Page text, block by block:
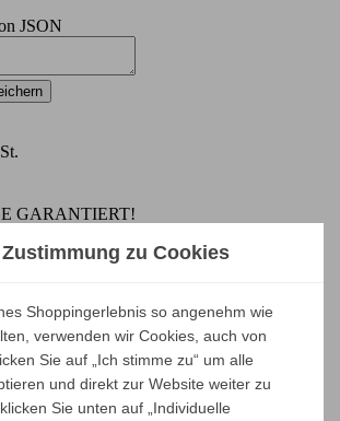
JSON
GARANTIERT!
Artikel im Online-Shop einen
gegenüber dem Listenpreis.
(-5%)
zu Cookies
Shoppingerlebnis so angenehm wie
verwenden wir Cookies, auch von
Sie auf „Ich stimme zu“ um alle
und direkt zur Website weiter zu
Sie unten auf „Individuelle